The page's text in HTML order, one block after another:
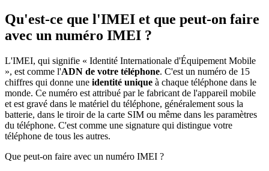
Qu'est-ce que l'IMEI et que peut-on faire
avec un numéro IMEI ?
L'IMEI, qui signifie « Identité Internationale d'Équipement Mobile
», est comme l'ADN de votre téléphone. C'est un numéro de 15
chiffres qui donne une identité unique à chaque téléphone dans le
monde. Ce numéro est attribué par le fabricant de l'appareil mobile
et est gravé dans le matériel du téléphone, généralement sous la
batterie, dans le tiroir de la carte SIM ou même dans les paramètres
du téléphone. C'est comme une signature qui distingue votre
téléphone de tous les autres.
Que peut-on faire avec un numéro IMEI ?